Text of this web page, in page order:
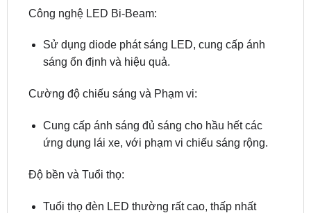
Công nghệ LED Bi-Beam:
Sử dụng diode phát sáng LED, cung cấp ánh
sáng ổn định và hiệu quả.
Cường độ chiếu sáng và Phạm vi:
Cung cấp ánh sáng đủ sáng cho hầu hết các
ứng dụng lái xe, với phạm vi chiếu sáng rộng.
Độ bền và Tuổi thọ:
Tuổi thọ đèn LED thường rất cao, thấp nhất